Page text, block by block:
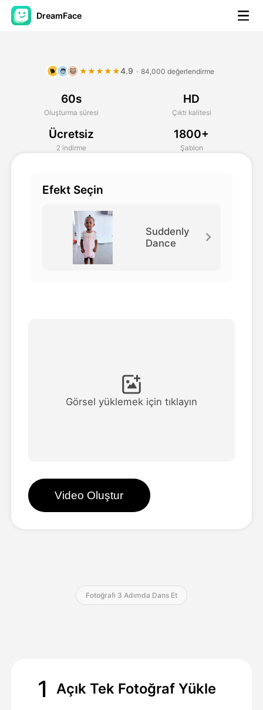
DreamFace
Avatar Video
AI Video
Fotoğraf
Tüm şablonları görüntüle
Blog
🐕 🧑 🐱 ★★★★★4.9 · 84,000 değerlendirme
60s
Oluşturma süresi
HD
Çıktı kalitesi
Ücretsiz
2 indirme
1800+
Şablon
Efekt Seçin
Suddenly
Dance
Görsel yüklemek için tıklayın
Video Oluştur
Fotoğrafı 3 Adımda Dans Et
1 Açık Tek Fotoğraf Yükle